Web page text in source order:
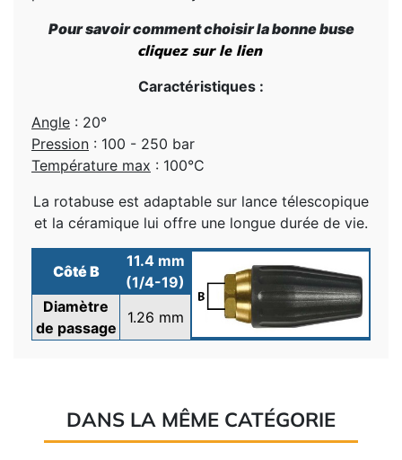
Pour savoir comment choisir la bonne buse
cliquez sur le lien
Caractéristiques :
Angle : 20°
Pression : 100 - 250 bar
Température max : 100°C
La rotabuse est adaptable sur lance télescopique
et la céramique lui offre une longue durée de vie.
Côté B
11.4 mm
(1/4-19)
Diamètre
de passage
1.26 mm
DANS LA MÊME CATÉGORIE